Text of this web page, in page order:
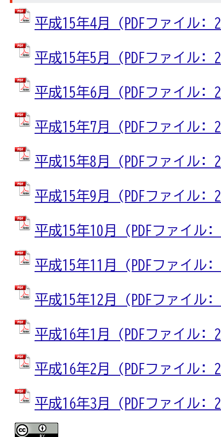
平成15年4月 (PDFファイル:
平成15年5月 (PDFファイル:
平成15年6月 (PDFファイル:
平成15年7月 (PDFファイル:
平成15年8月 (PDFファイル:
平成15年9月 (PDFファイル:
平成15年10月 (PDFファイル:
平成15年11月 (PDFファイル:
平成15年12月 (PDFファイル:
平成16年1月 (PDFファイル:
平成16年2月 (PDFファイル:
平成16年3月 (PDFファイル: